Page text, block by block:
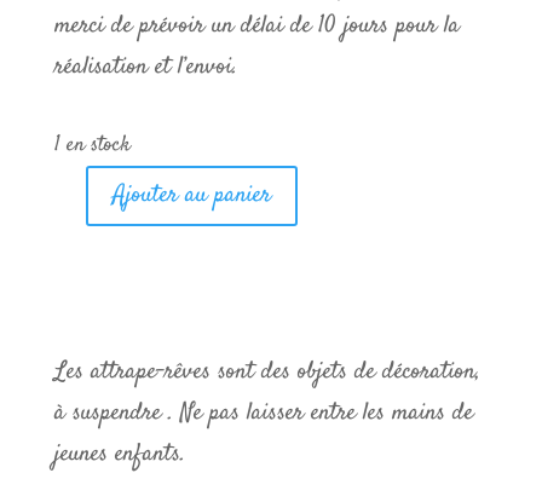
merci de prévoir un délai de 10 jours pour la
réalisation et l’envoi.
1 en stock
quantité
"
Dans
l'espace
Ajouter au panier
Les attrape-rêves sont des objets de décoration,
à suspendre . Ne pas laisser entre les mains de
jeunes enfants.